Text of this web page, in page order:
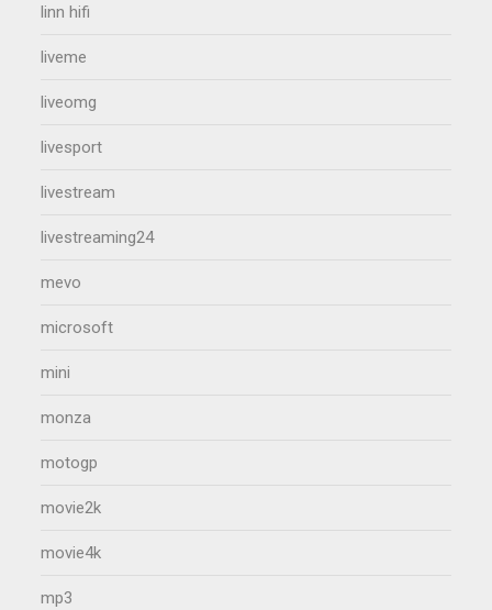
linn hifi
liveme
liveomg
livesport
livestream
livestreaming24
mevo
microsoft
mini
monza
motogp
movie2k
movie4k
mp3